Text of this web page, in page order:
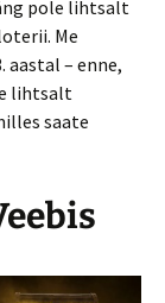
pole lihtsalt
Me
aastal – enne,
lihtsalt
saate